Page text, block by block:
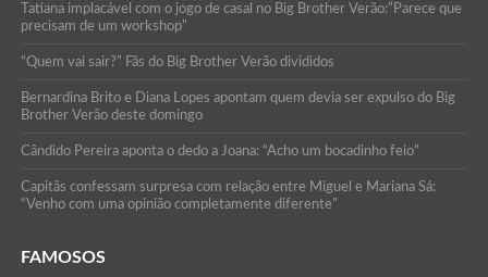
Tatiana implacável com o jogo de casal no Big Brother Verão:”Parece que
precisam de um workshop”
“Quem vai sair?” Fãs do Big Brother Verão divididos
Bernardina Brito e Diana Lopes apontam quem devia ser expulso do Big
Brother Verão deste domingo
Cândido Pereira aponta o dedo a Joana: “Acho um bocadinho feio”
Capitãs confessam surpresa com relação entre Miguel e Mariana Sá:
“Venho com uma opinião completamente diferente”
FAMOSOS